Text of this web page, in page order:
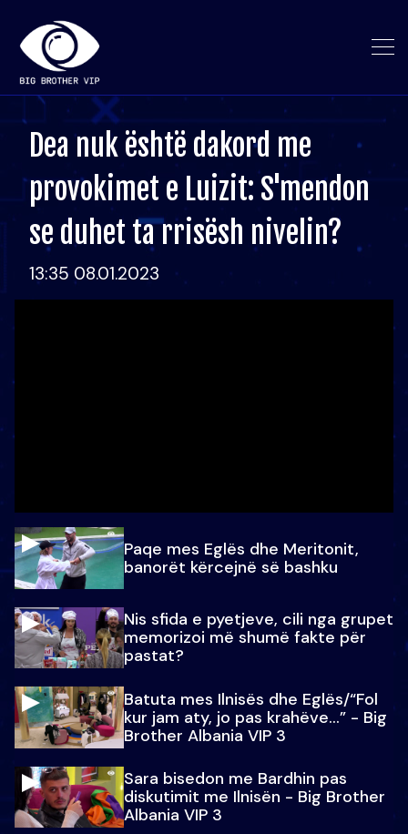
Dea nuk është dakord me
provokimet e Luizit: S'mendon
se duhet ta rrisësh nivelin?
13:35 08.01.2023
Paqe mes Eglës dhe Meritonit,
banorët kërcejnë së bashku
Nis sfida e pyetjeve, cili nga grupet
memorizoi më shumë fakte për
pastat?
Batuta mes Ilnisës dhe Eglës/“Fol
kur jam aty, jo pas krahëve…” - Big
Brother Albania VIP 3
Sara bisedon me Bardhin pas
diskutimit me Ilnisën - Big Brother
Albania VIP 3